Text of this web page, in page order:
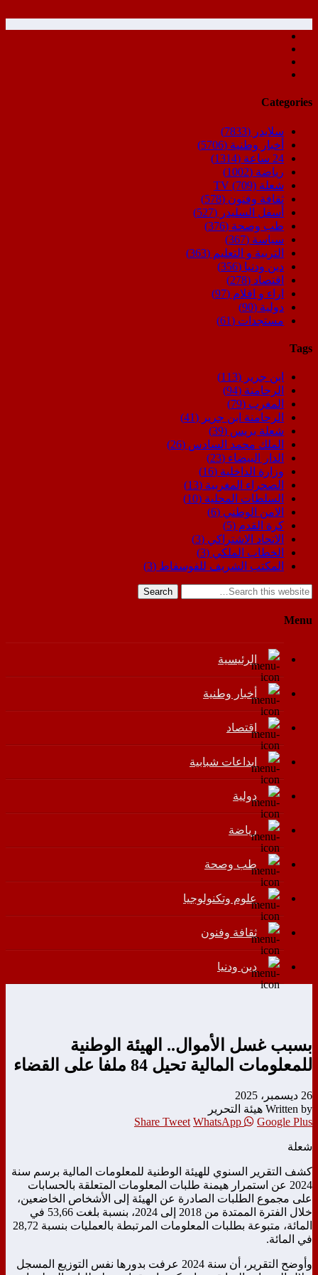
Categories
سلايدر (7833)
أخبار وطنية (5706)
24 ساعة
(1314)
رياضة (1002)
شعلة TV (709)
ثقافة وفنون (578)
أسفل السليدر (527)
طب وصحة (376)
سياسة (367)
التربية و التعليم (363)
دين ودنيا (356)
اقتصاد (278)
اراء و اقلام (97)
دولية (90)
مستجدات (61)
Tags
ابن جرير (113)
الرحامنة (94)
المغرب (79)
الرحامنة ابن جرير (41)
شعلة بريس (39)
الملك محمد السادس (26)
الدار البيضاء (23)
وزارة الداخلية (16)
الصحراء المغربية (13)
السلطات المحلية (10)
الامن الوطني (6)
كرة القدم (5)
الاتحاد الاشتراكي (3)
الخطاب الملكي (3)
المكتب الشريف للفوسفاط (3)
Search
Menu
الرئيسية
أخبار وطنية
اقتصاد
إبداعات شبابية
دولية
رياضة
طب وصحة
علوم وتكنولوجيا
ثقافة وفنون
دين ودنيا
بسبب غسل الأموال.. الهيئة الوطنية
للمعلومات المالية تحيل 84 ملفا على القضاء
26 ديسمبر، 2025
Written by هيئة التحرير
Share Tweet WhatsApp Google Plus
شعلة
كشف التقرير السنوي للهيئة الوطنية للمعلومات المالية برسم سنة
2024 عن استمرار هيمنة طلبات المعلومات المتعلقة بالحسابات
على مجموع الطلبات الصادرة عن الهيئة إلى الأشخاص الخاضعين،
خلال الفترة الممتدة من 2018 إلى 2024، بنسبة بلغت 53,66 في
المائة، متبوعة بطلبات المعلومات المرتبطة بالعمليات بنسبة 28,72
في المائة.
وأوضح التقرير، أن سنة 2024 عرفت بدورها نفس التوزيع المسجل